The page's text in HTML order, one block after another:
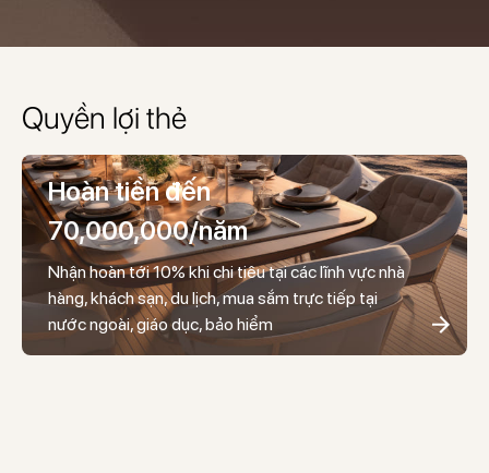
Quyền lợi thẻ
Hoàn tiền đến
70,000,000/năm
Nhận hoàn tới 10% khi chi tiêu tại các lĩnh vực nhà
hàng, khách sạn, du lịch, mua sắm trực tiếp tại
nước ngoài, giáo dục, bảo hiểm